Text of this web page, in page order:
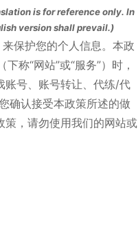
is for reference only. In
version shall prevail.)
保护您的个人信息。本政
称“网站”或“服务”）时，
账号、账号转让、代练/代
确认接受本政策所述的做
策，请勿使用我们的网站或